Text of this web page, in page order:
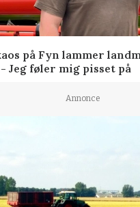
på Fyn lammer
Jeg føler mig pisset på
Annonce